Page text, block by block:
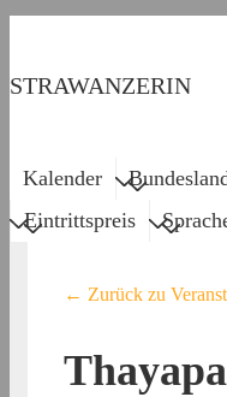
Inhalt
STRAWANZERIN
Main
Kalender
Eintrittspreis
← Zurück zu